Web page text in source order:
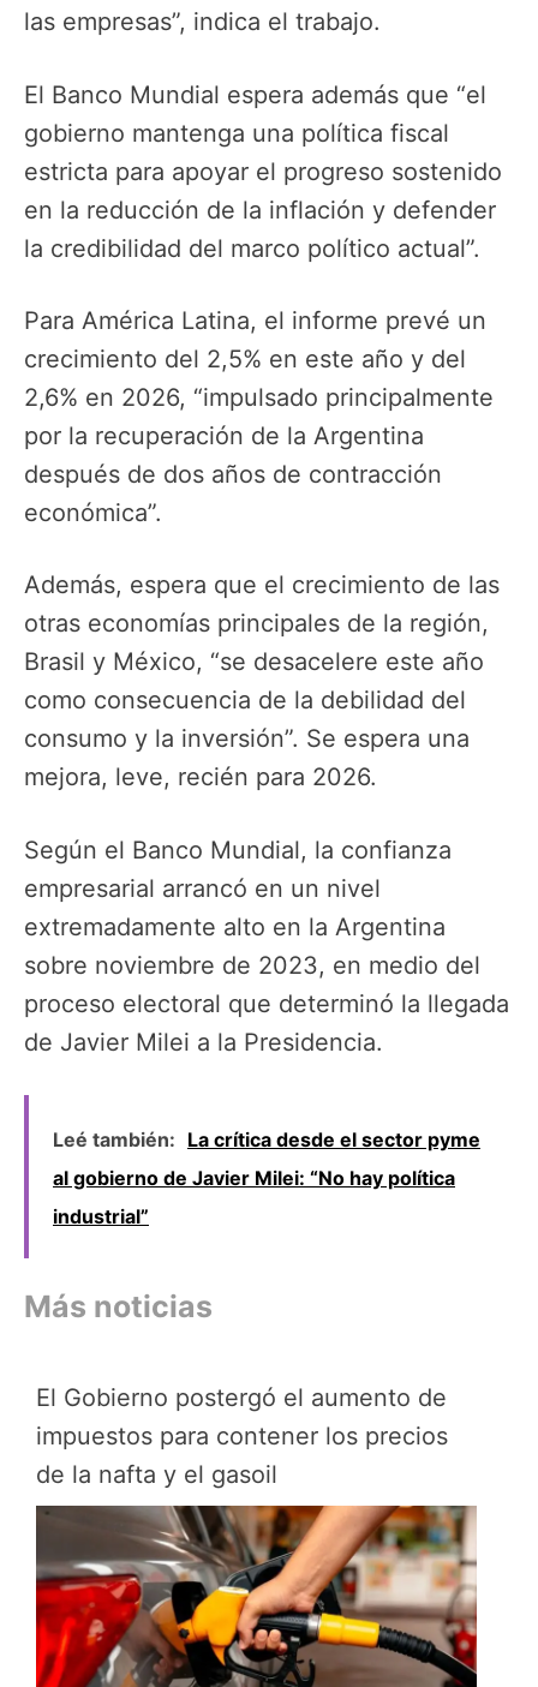
las empresas”, indica el trabajo.
El Banco Mundial espera además que “el
gobierno mantenga una política fiscal
estricta para apoyar el progreso sostenido
en la reducción de la inflación y defender
la credibilidad del marco político actual”.
Para América Latina, el informe prevé un
crecimiento del 2,5% en este año y del
2,6% en 2026, “impulsado principalmente
por la recuperación de la Argentina
después de dos años de contracción
económica”.
Además, espera que el crecimiento de las
otras economías principales de la región,
Brasil y México, “se desacelere este año
como consecuencia de la debilidad del
consumo y la inversión”. Se espera una
mejora, leve, recién para 2026.
Según el Banco Mundial, la confianza
empresarial arrancó en un nivel
extremadamente alto en la Argentina
sobre noviembre de 2023, en medio del
proceso electoral que determinó la llegada
de Javier Milei a la Presidencia.
Leé también: La crítica desde el sector pyme
al gobierno de Javier Milei: “No hay política
industrial”
Más noticias
El Gobierno postergó el aumento de
impuestos para contener los precios
de la nafta y el gasoil